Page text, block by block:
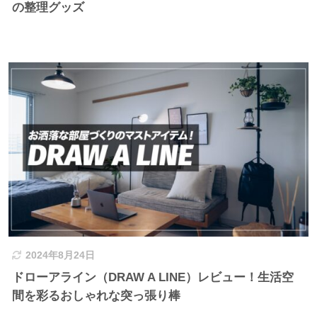
の整理グッズ
2024年8月24日
ドローアライン（DRAW A LINE）レビュー！生活空
間を彩るおしゃれな突っ張り棒